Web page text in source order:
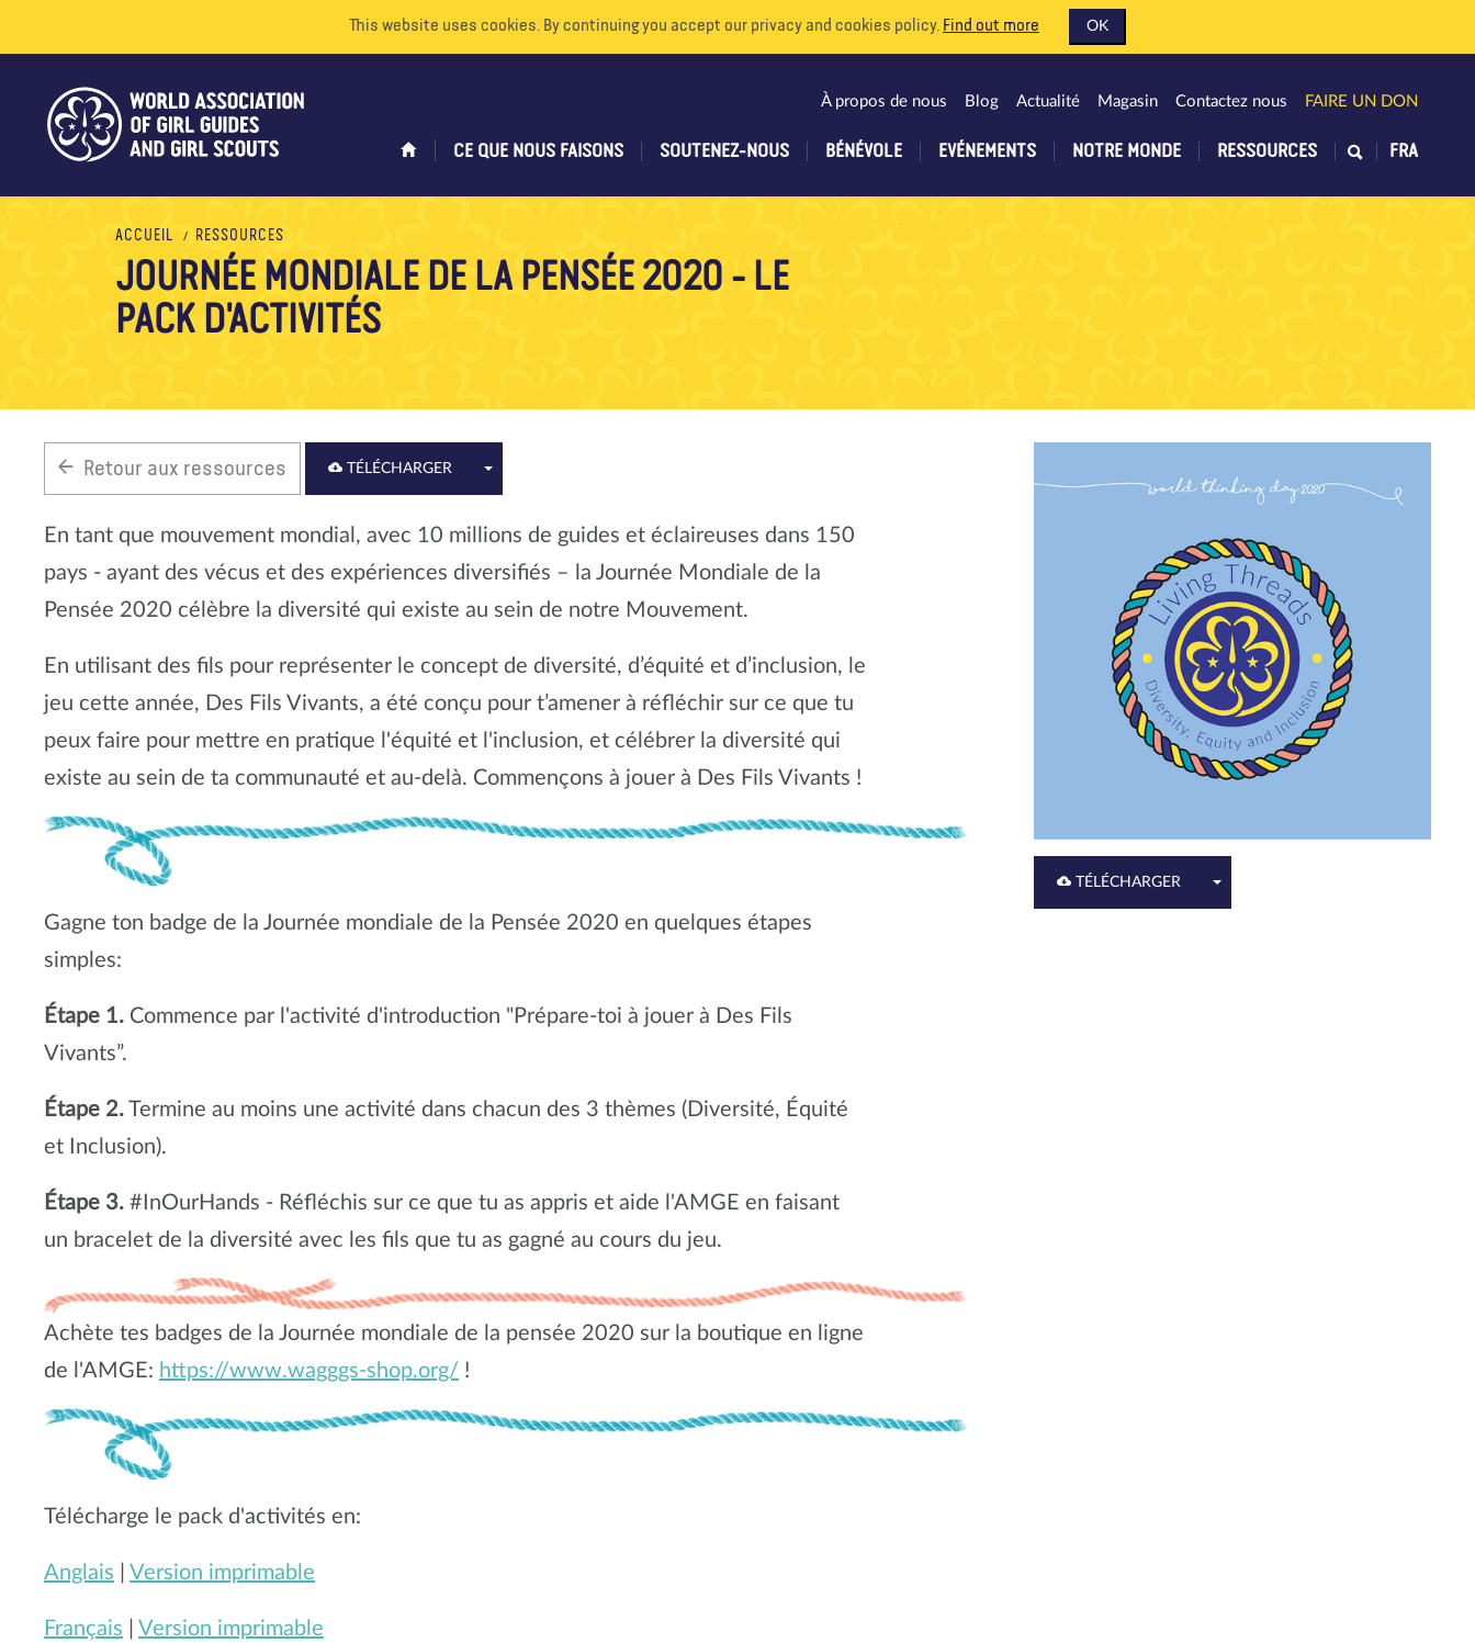
This website uses cookies. By continuing you accept our privacy and cookies policy. Find out more OK
CE QUE NOUS FAISONS SOUTENEZ-NOUS BÉNÉVOLE EVÉNEMENTS NOTRE MONDE RESSOURCES
À propos de nous Blog Actualité Magasin Contactez nous FAIRE UN DON
FRA
ACCUEIL RESSOURCES
JOURNÉE MONDIALE DE LA PENSÉE 2020 - LE
PACK D'ACTIVITÉS
Retour aux ressources TÉLÉCHARGER
En tant que mouvement mondial, avec 10 millions de guides et éclaireuses dans 150
pays - ayant des vécus et des expériences diversifiés – la Journée Mondiale de la
Pensée 2020 célèbre la diversité qui existe au sein de notre Mouvement.
En utilisant des fils pour représenter le concept de diversité, d’équité et d’inclusion, le
jeu cette année, Des Fils Vivants, a été conçu pour t’amener à réfléchir sur ce que tu
peux faire pour mettre en pratique l'équité et l'inclusion, et célébrer la diversité qui
existe au sein de ta communauté et au-delà. Commençons à jouer à Des Fils Vivants !
Gagne ton badge de la Journée mondiale de la Pensée 2020 en quelques étapes
simples:
Étape 1. Commence par l'activité d'introduction "Prépare-toi à jouer à Des Fils
Vivants”.
Étape 2. Termine au moins une activité dans chacun des 3 thèmes (Diversité, Équité
et Inclusion).
Étape 3. #InOurHands - Réfléchis sur ce que tu as appris et aide l'AMGE en faisant
un bracelet de la diversité avec les fils que tu as gagné au cours du jeu.
Achète tes badges de la Journée mondiale de la pensée 2020 sur la boutique en ligne
de l'AMGE: https://www.wagggs-shop.org/ !
Télécharge le pack d'activités en:
Anglais Version imprimable
Français Version imprimable
TÉLÉCHARGER